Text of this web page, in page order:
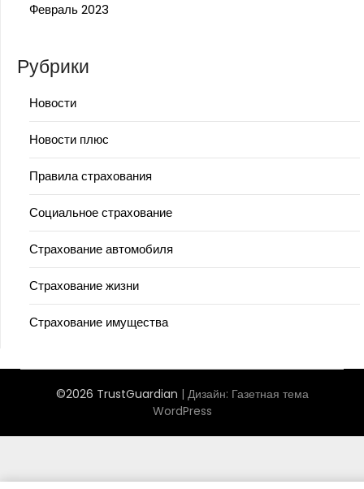
Февраль 2023
Рубрики
Новости
Новости плюс
Правила страхования
Социальное страхование
Страхование автомобиля
Страхование жизни
Страхование имущества
©2026 TrustGuardian | Дизайн: Газетная тема
WordPress